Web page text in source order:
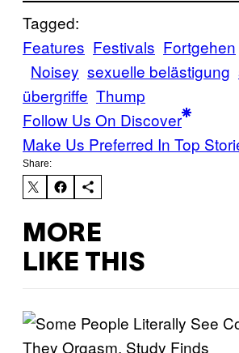
Tagged:
Features Festivals Fortgehen
Noisey sexuelle belästigung
übergriffe Thump
Follow Us On Discover
Make Us Preferred In Top
Share:
MORE
LIKE THIS